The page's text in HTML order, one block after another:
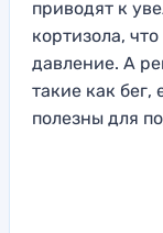
приводят к
кортизола,
давление. А
такие как бег,
полезны для